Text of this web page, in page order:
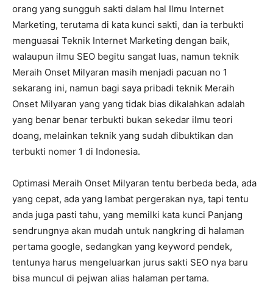
orang yang sungguh sakti dalam hal Ilmu Internet
Marketing, terutama di kata kunci sakti, dan ia terbukti
menguasai Teknik Internet Marketing dengan baik,
walaupun ilmu SEO begitu sangat luas, namun teknik
Meraih Onset Milyaran masih menjadi pacuan no 1
sekarang ini, namun bagi saya pribadi teknik Meraih
Onset Milyaran yang yang tidak bias dikalahkan adalah
yang benar benar terbukti bukan sekedar ilmu teori
doang, melainkan teknik yang sudah dibuktikan dan
terbukti nomer 1 di Indonesia.
Optimasi Meraih Onset Milyaran tentu berbeda beda, ada
yang cepat, ada yang lambat pergerakan nya, tapi tentu
anda juga pasti tahu, yang memilki kata kunci Panjang
sendrungnya akan mudah untuk nangkring di halaman
pertama google, sedangkan yang keyword pendek,
tentunya harus mengeluarkan jurus sakti SEO nya baru
bisa muncul di pejwan alias halaman pertama.